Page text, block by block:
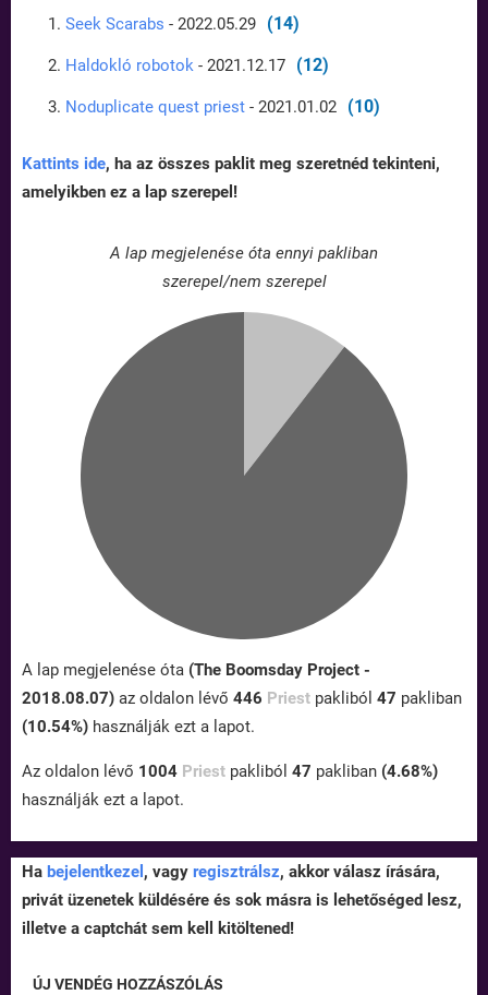
Seek Scarabs - 2022.05.29 (14)
Haldokló robotok - 2021.12.17 (12)
Noduplicate quest priest - 2021.01.02 (10)
Kattints ide, ha az összes paklit meg szeretnéd tekinteni,
amelyikben ez a lap szerepel!
A lap megjelenése óta ennyi pakliban
szerepel/nem szerepel
A lap megjelenése óta (The Boomsday Project -
2018.08.07) az oldalon lévő 446 Priest pakliból 47 pakliban
(10.54%) használják ezt a lapot.
Az oldalon lévő 1004 Priest pakliból 47 pakliban (4.68%)
használják ezt a lapot.
Ha bejelentkezel , vagy regisztrálsz, akkor válasz írására,
privát üzenetek küldésére és sok másra is lehetőséged lesz,
illetve a captchát sem kell kitöltened!
ÚJ VENDÉG HOZZÁSZÓLÁS